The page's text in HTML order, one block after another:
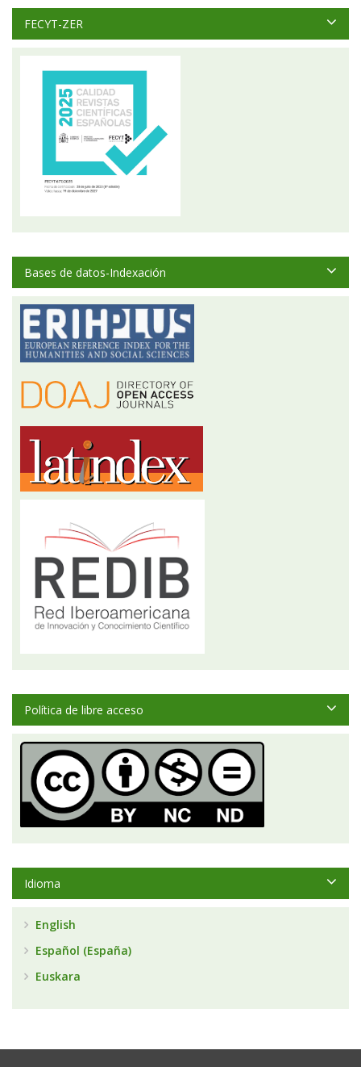
FECYT-ZER
Bases de datos-Indexación
Política de libre acceso
Idioma
English
Español (España)
Euskara